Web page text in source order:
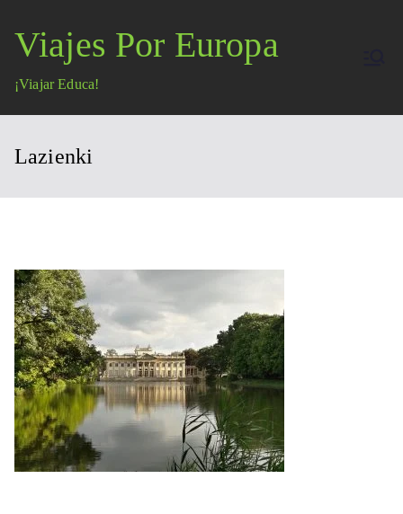
contenido
Viajes Por Europa
¡Viajar Educa!
Lazienki